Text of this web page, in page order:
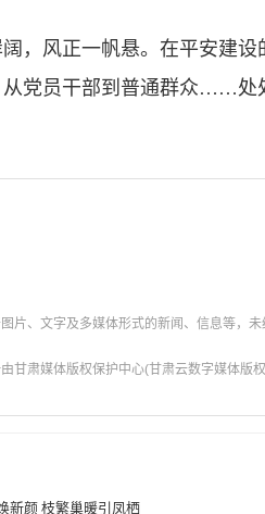
风正一帆悬。在平安建设
党员干部到普通群众……处
片、文字及多媒体形式的新闻、信息等，
甘肃媒体版权保护中心(甘肃云数字媒体版
新颜 枝繁巢暖引凤栖